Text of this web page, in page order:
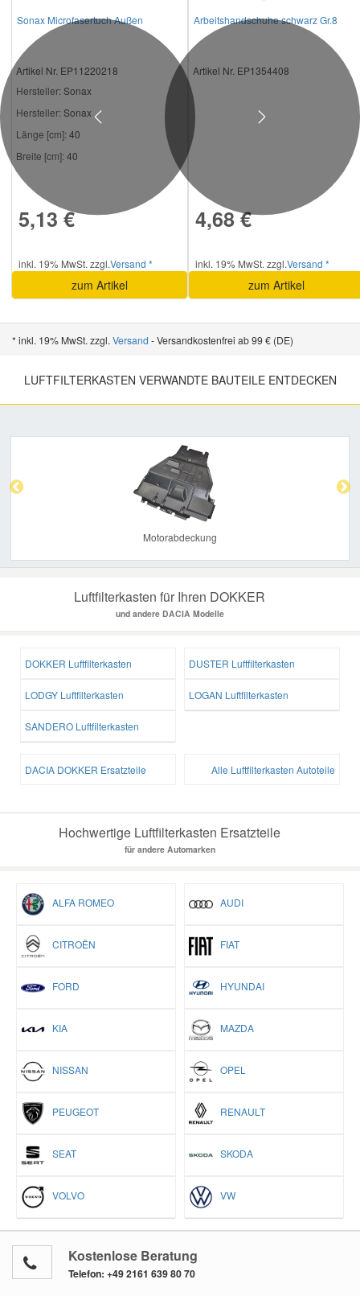
Sonax Microfasertuch Außen
Artikel Nr. EP11220218
Hersteller: Sonax
Hersteller: Sonax
Länge [cm]: 40
Breite [cm]: 40
5,13 €
inkl. 19% MwSt. zzgl.Versand *
zum Artikel
Arbeitshandschuhe schwarz Gr.8
Artikel Nr. EP1354408
4,68 €
inkl. 19% MwSt. zzgl.Versand *
zum Artikel
Previous Next
* inkl. 19% MwSt. zzgl. Versand - Versandkostenfrei ab 99 € (DE)
LUFTFILTERKASTEN VERWANDTE BAUTEILE ENTDECKEN
Motorabdeckung
Luftfilterkasten für Ihren DOKKER
und andere DACIA Modelle
DOKKER Luftfilterkasten DUSTER Luftfilterkasten
LODGY Luftfilterkasten LOGAN Luftfilterkasten
SANDERO Luftfilterkasten
DACIA DOKKER Ersatzteile Alle Luftfilterkasten Autoteile
Hochwertige Luftfilterkasten Ersatzteile
für andere Automarken
ALFA ROMEO AUDI
CITROËN FIAT
FORD HYUNDAI
KIA MAZDA
NISSAN OPEL
PEUGEOT RENAULT
SEAT SKODA
VOLVO VW
Kostenlose Beratung
Telefon: +49 2161 639 80 70